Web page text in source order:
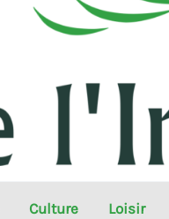
Culture Loisir